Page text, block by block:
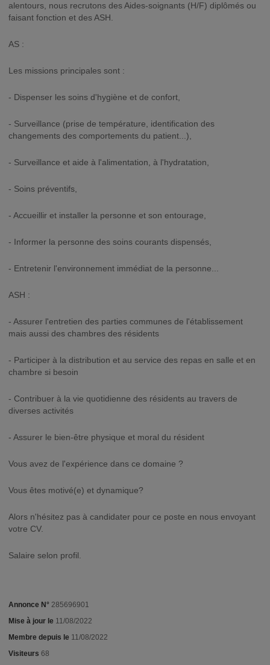
alentours, nous recrutons des Aides-soignants (H/F) diplômés ou
faisant fonction et des ASH.
AS :
Les missions principales sont :
- Dispenser les soins d'hygiène et de confort,
- Surveillance (prise de température, identification des
changements des comportements du patient...),
- Surveillance et aide à l'alimentation, à l'hydratation,
- Soins préventifs,
- Accueillir et installer la personne et son entourage,
- Informer la personne des soins courants dispensés,
- Entretenir l'environnement immédiat de la personne...
ASH :
- Assurer l'entretien des parties communes de l'établissement
mais aussi des chambres des résidents
- Participer à la distribution et au service des repas en salle et en
chambre si besoin
- Contribuer à la vie quotidienne des résidents au travers de
diverses activités
- Assurer le bien-être physique et moral du résident
Vous avez de l'expérience dans ce domaine ?
Vous êtes motivé(e) et dynamique?
Alors n'hésitez pas à candidater pour ce poste en nous envoyant
votre CV.
Salaire selon profil.
Annonce N° 285696901
Mise à jour le 11/08/2022
Membre depuis le 11/08/2022
Visiteurs 68